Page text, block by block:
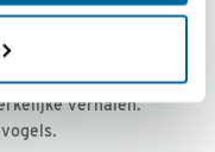
36,00 per jaar
leden, met
verhalen.